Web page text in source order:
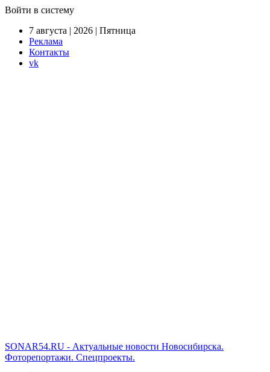
Войти в систему
7 августа | 2026 | Пятница
Реклама
Контакты
vk
SONAR54.RU - Актуальные новости Новосибирска.
Фоторепортажи. Спецпроекты.